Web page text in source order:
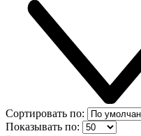
Сортировать по:
Показывать по: